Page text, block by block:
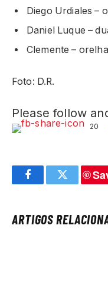
Diego Urdiales –
Daniel Luque –
Clemente –
Foto: D.R.
Please follow
20
FacebookTwitter
ARTIGOS